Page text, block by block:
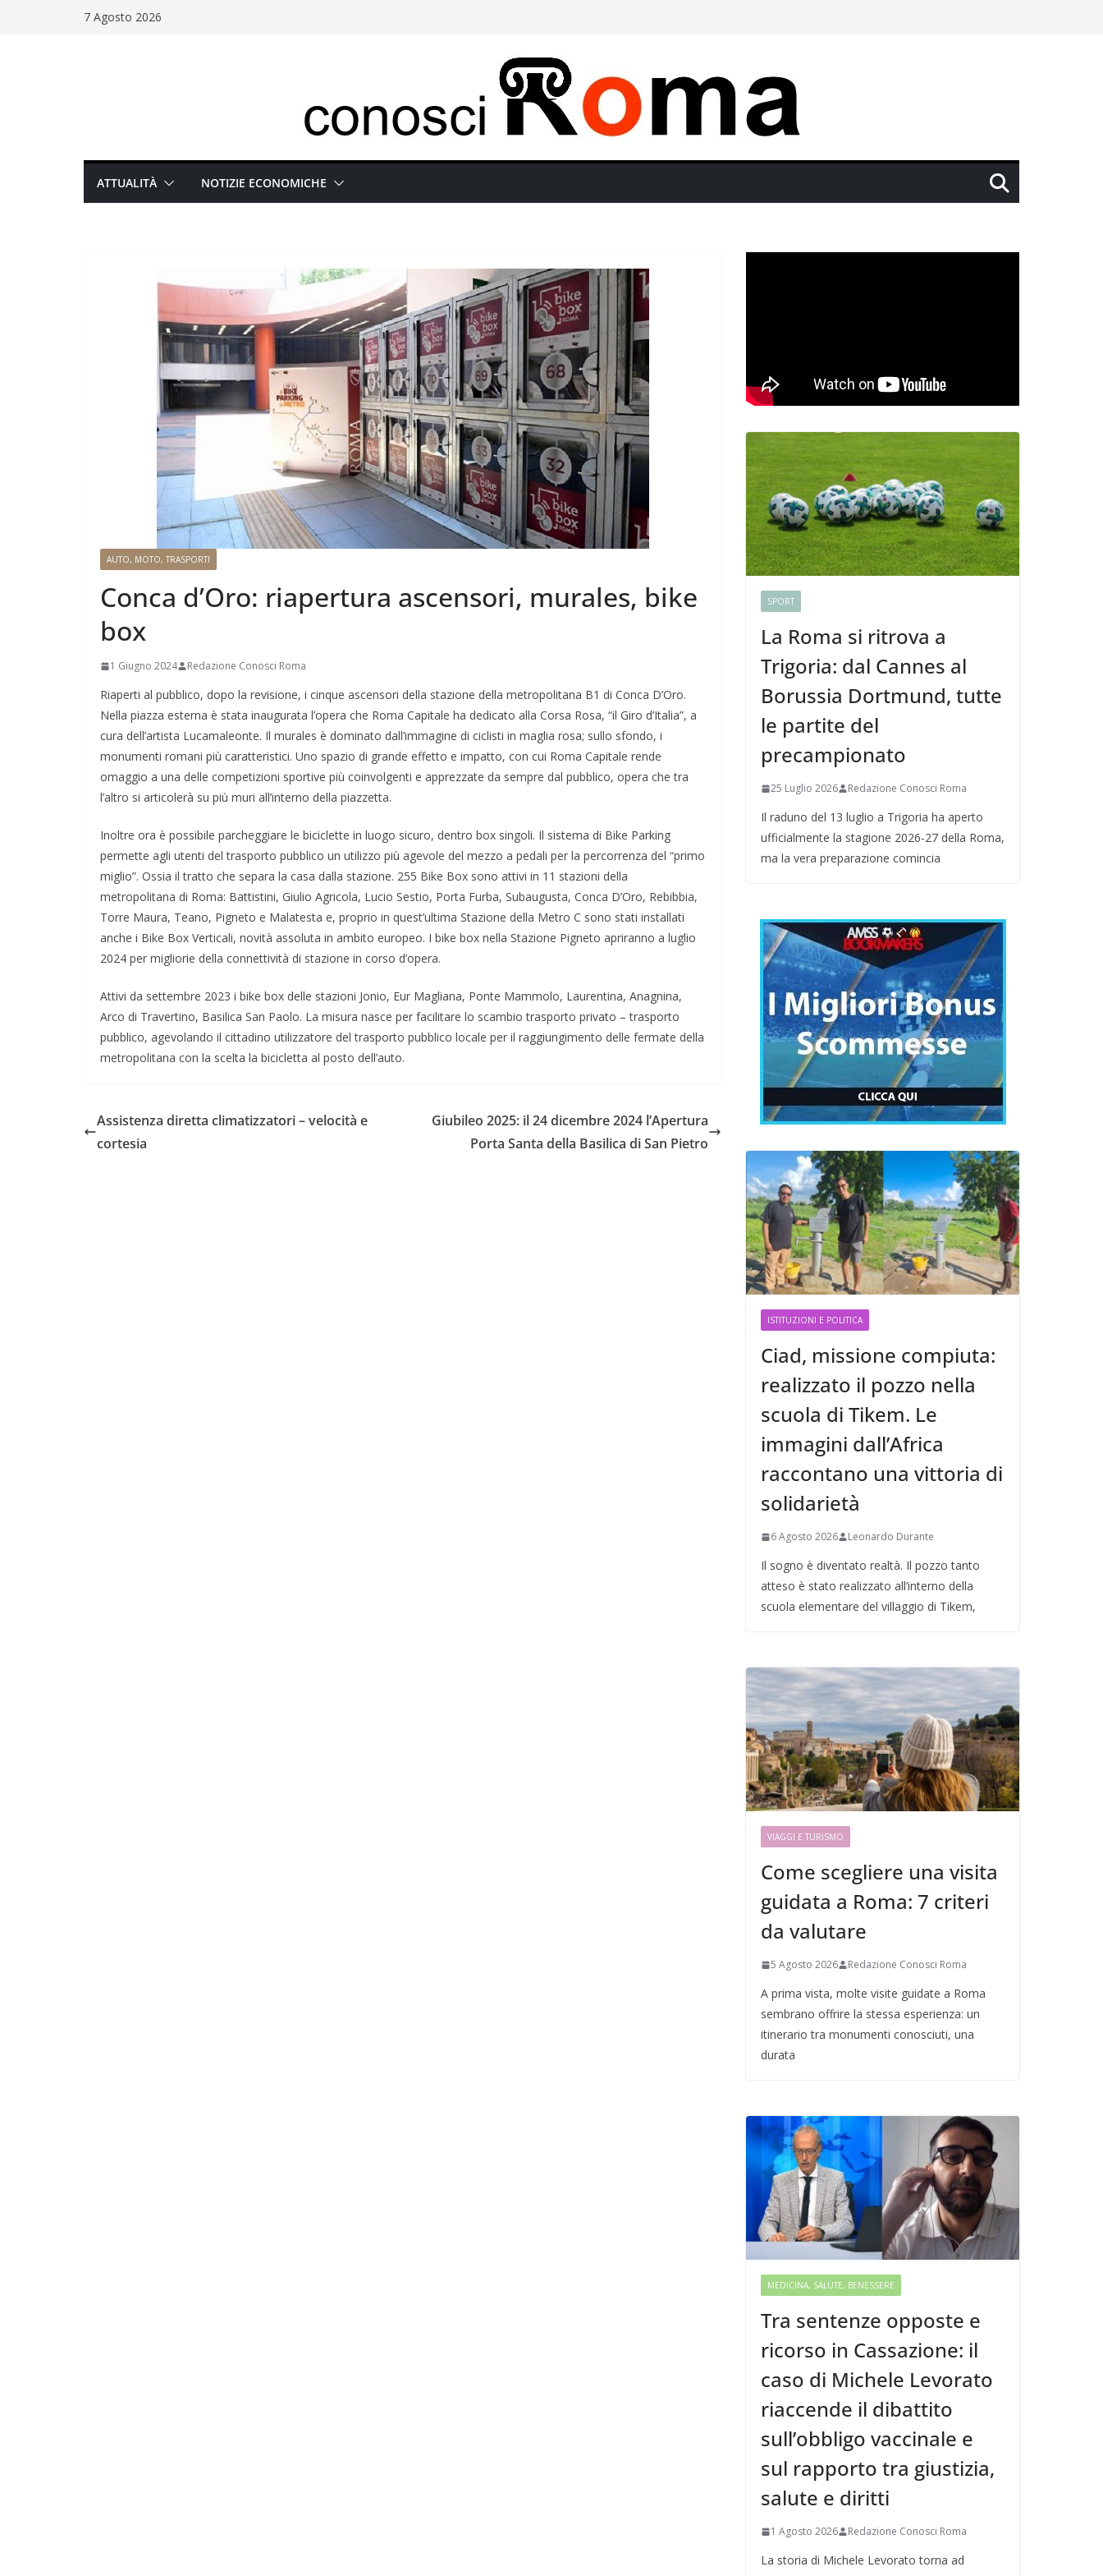
7 Agosto 2026
ATTUALITÀ NOTIZIE ECONOMICHE
AUTO, MOTO, TRASPORTI
Conca d’Oro: riapertura ascensori, murales, bike
box
1 Giugno 2024 Redazione Conosci Roma
Riaperti al pubblico, dopo la revisione, i cinque ascensori della stazione della metropolitana B1 di Conca D’Oro.
Nella piazza esterna è stata inaugurata l’opera che Roma Capitale ha dedicato alla Corsa Rosa, “il Giro d’Italia”, a
cura dell’artista Lucamaleonte. Il murales è dominato dall’immagine di ciclisti in maglia rosa; sullo sfondo, i
monumenti romani più caratteristici. Uno spazio di grande effetto e impatto, con cui Roma Capitale rende
omaggio a una delle competizioni sportive più coinvolgenti e apprezzate da sempre dal pubblico, opera che tra
l’altro si articolerà su più muri all’interno della piazzetta.
Inoltre ora è possibile parcheggiare le biciclette in luogo sicuro, dentro box singoli. Il sistema di Bike Parking
permette agli utenti del trasporto pubblico un utilizzo più agevole del mezzo a pedali per la percorrenza del “primo
miglio”. Ossia il tratto che separa la casa dalla stazione. 255 Bike Box sono attivi in 11 stazioni della
metropolitana di Roma: Battistini, Giulio Agricola, Lucio Sestio, Porta Furba, Subaugusta, Conca D’Oro, Rebibbia,
Torre Maura, Teano, Pigneto e Malatesta e, proprio in quest’ultima Stazione della Metro C sono stati installati
anche i Bike Box Verticali, novità assoluta in ambito europeo. I bike box nella Stazione Pigneto apriranno a luglio
2024 per migliorie della connettività di stazione in corso d’opera.
Attivi da settembre 2023 i bike box delle stazioni Jonio, Eur Magliana, Ponte Mammolo, Laurentina, Anagnina,
Arco di Travertino, Basilica San Paolo. La misura nasce per facilitare lo scambio trasporto privato – trasporto
pubblico, agevolando il cittadino utilizzatore del trasporto pubblico locale per il raggiungimento delle fermate della
metropolitana con la scelta la bicicletta al posto dell’auto.
Assistenza diretta climatizzatori – velocità e
cortesia
Giubileo 2025: il 24 dicembre 2024 l’Apertura
Porta Santa della Basilica di San Pietro
SPORT
La Roma si ritrova a
Trigoria: dal Cannes al
Borussia Dortmund, tutte
le partite del
precampionato
25 Luglio 2026 Redazione Conosci Roma
Il raduno del 13 luglio a Trigoria ha aperto
ufficialmente la stagione 2026-27 della Roma,
ma la vera preparazione comincia
ISTITUZIONI E POLITICA
Ciad, missione compiuta:
realizzato il pozzo nella
scuola di Tikem. Le
immagini dall’Africa
raccontano una vittoria di
solidarietà
6 Agosto 2026 Leonardo Durante
Il sogno è diventato realtà. Il pozzo tanto
atteso è stato realizzato all’interno della
scuola elementare del villaggio di Tikem,
VIAGGI E TURISMO
Come scegliere una visita
guidata a Roma: 7 criteri
da valutare
5 Agosto 2026 Redazione Conosci Roma
A prima vista, molte visite guidate a Roma
sembrano offrire la stessa esperienza: un
itinerario tra monumenti conosciuti, una
durata
MEDICINA, SALUTE, BENESSERE
Tra sentenze opposte e
ricorso in Cassazione: il
caso di Michele Levorato
riaccende il dibattito
sull’obbligo vaccinale e
sul rapporto tra giustizia,
salute e diritti
1 Agosto 2026 Redazione Conosci Roma
La storia di Michele Levorato torna ad